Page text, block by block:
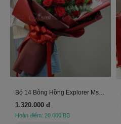
1.320.000 đ
Hoàn điểm: 20.000 BB